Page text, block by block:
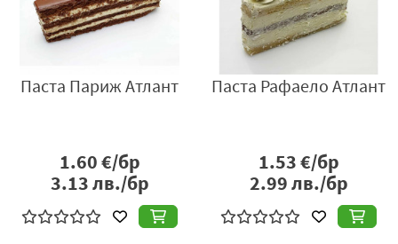
Паста Париж Атлант
1.60€/бр
3.13лв./бр
Паста Рафаело Атлант
1.53€/бр
2.99лв./бр